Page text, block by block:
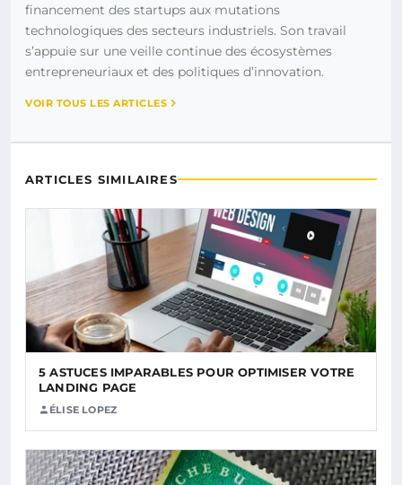
financement des startups aux mutations
technologiques des secteurs industriels. Son travail
s’appuie sur une veille continue des écosystèmes
entrepreneuriaux et des politiques d’innovation.
VOIR TOUS LES ARTICLES
ARTICLES SIMILAIRES
5 ASTUCES IMPARABLES POUR OPTIMISER VOTRE
LANDING PAGE
ÉLISE LOPEZ